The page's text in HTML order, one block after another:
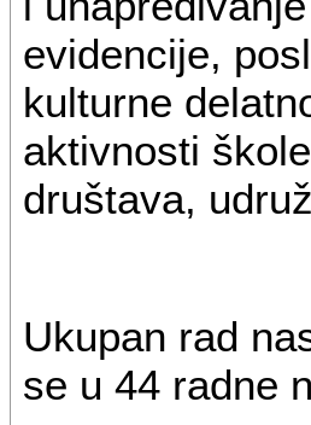
evidencije,
kulturne
aktivnosti
društava,
Ukupan rad
se u 44 radne